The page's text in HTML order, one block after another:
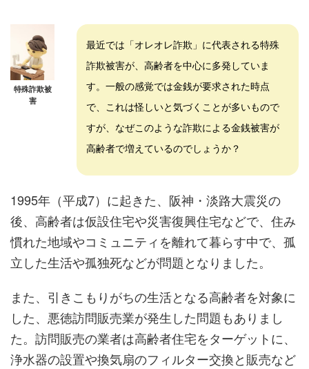
特殊詐欺被
害
最近では「オレオレ詐欺」に代表される特殊
詐欺被害が、高齢者を中心に多発していま
す。一般の感覚では金銭が要求された時点
で、これは怪しいと気づくことが多いもので
すが、なぜこのような詐欺による金銭被害が
高齢者で増えているのでしょうか？
1995年（平成7）に起きた、阪神・淡路大震災の
後、高齢者は仮設住宅や災害復興住宅などで、住み
慣れた地域やコミュニティを離れて暮らす中で、孤
立した生活や孤独死などが問題となりました。
また、引きこもりがちの生活となる高齢者を対象に
した、悪徳訪問販売業が発生した問題もありまし
た。訪問販売の業者は高齢者住宅をターゲットに、
浄水器の設置や換気扇のフィルター交換と販売など